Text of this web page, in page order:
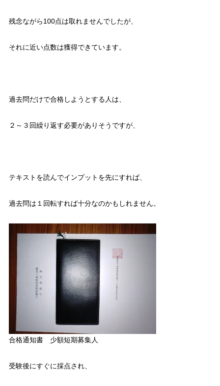
残念ながら100点は取れませんでしたが、
それに近い点数は獲得できています。
過去問だけで合格しようとする人は、
２～３回繰り返す必要がありそうですが、
テキストを読んでインプットを先にすれば、
過去問は１回転すれば十分なのかもしれません。
合格通知書 少額短期募集人
受験後にすぐに採点され、